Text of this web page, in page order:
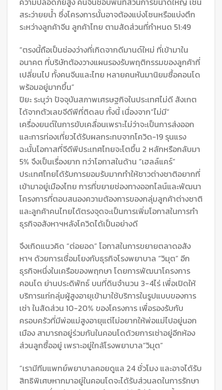
สระว่ายยน้ำ ซึ่งโครงการนั้นอาจต้องแบ่งโซนหรือแบ่งตึก
ระหว่างลูกค้าจีน ลูกค้าไทย ตามสัดส่วนที่กำหนด 51:49
“ตรงนี้ถือเป็นช่องว่างที่เกิดจากดีมานด์ใหม่ ที่เข้ามาใน
อนาคต ที่บริษัทต้องวางแผนรองรับพฤติกรรมของลูกค้าที่
เปลี่ยนไป ทั้งคนจีนและไทย หลายคนหันมานิยมซื้อคอนโด
พร้อมอยู่มากขึ้น”
ปิยะ ระบุว่า ปัจจุบันสภาพเศรษฐกิจในประเทศไม่ดี สังเกต
ได้จากตัวเลขจีดีพีที่ติดลบ ทั้งนี้ เนื่องจาก“ไม่มี”
เครื่องยนต์ในการขับเคลื่อนเพราะไม่ว่าจะเป็นการส่งออก
และการท่องเที่ยวได้รับผลกระทบจากโควิด-19 รุนแรง
ฉะนั้นโอกาสที่จีดีพีประเทศไทยจะโตขึ้น 2 หลักหรือกลับมา
5% จึงเป็นเรื่องยาก ทว่าโอกาสในด้าน “เฮลล์แคร์”
ประเทศไทยได้รับการยอมรับมากทำให้ชาวต่างชาติอยากที่
เข้ามาอยู่เมืองไทย การที่ขยายช่องทางออกไลน์และพัฒนา
โครงการที่ตอบสนองความต้องการของกลุ่มลูกค้าต่างชาติ
และลูกค้าคนไทยได้ตรงจุดจะเป็นการเพิ่มโอกาสในการทำ
ธุรกิจอสังหาฯหลังโควิดได้เป็นอย่างดี
จึงเกิดแนวคิด “ต่อยอด” โอกาสในการขยายตลาดอสัง
หาฯ ด้วยการเชื่อมโยงกับธุรกิจโรงพยาบาล “วิมุต” อีก
ธุรกิจหนึ่งในเครือของพฤกษา โดยการพัฒนาโครงการ
คอนโด ย่านประดิพัทธ์ บนที่ดินจำนวน 3-4ไร่ เพื่อเปิดให้
บริการแก่กลุ่มผู้สูงอายุเข้ามาใช้บริการในรูปแบบของการ
เช่า ในสัดส่วน 10-20% ของโครงการ เพื่อรองรับกับ
ครอบครัวที่มีพ่อแม่สูงอายุแต่ไม่อยากให้พ่อแม่ไปอยู่นอก
เมือง สามารถอยู่ร่วมกันในคอนโดด้วยการเช่าอยู่อีกห้อง
ส่วนลูกซื้ออยู่ เพราะอยู่ใกล้โรงพยาบาล“วิมุต”
“เรามีทีมแพทย์พยาบาลคอยดูแล 24 ชั่วโมง และอาจได้รับ
สิทธิพิเศษหากมาอยู่ในคอนโดจะได้รับส่วนลดในการรักษา